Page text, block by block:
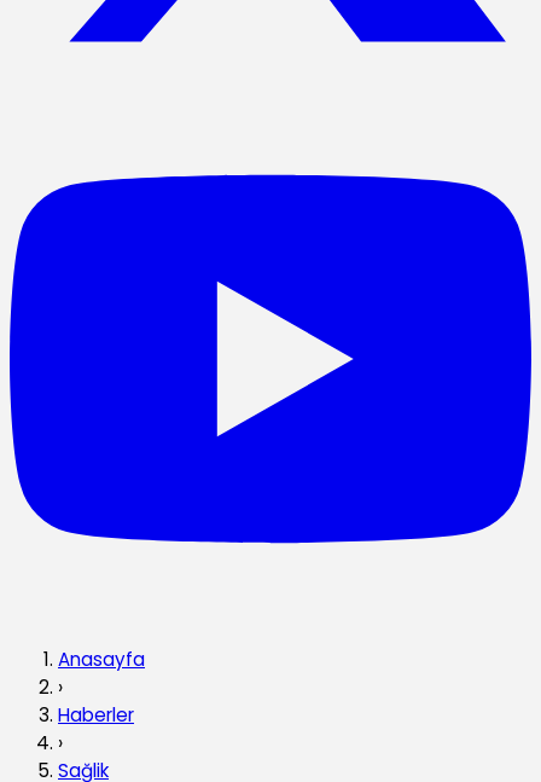
Anasayfa
›
Haberler
›
Sağlik